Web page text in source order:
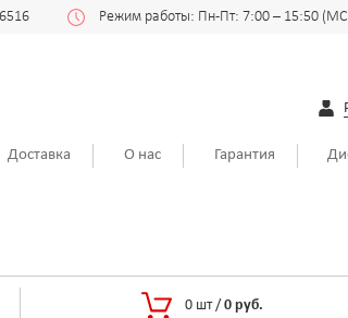
Режим работы: Пн-Пт: 7:00 – 15:50
Доставка О нас Гарантия
0 шт / 0 руб.